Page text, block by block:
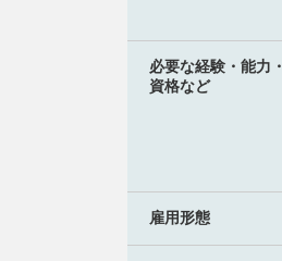
必要な経験・能力・
資格など
雇用形態